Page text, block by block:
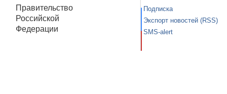
Правительство
Российской
Федерации
Подписка
Экспорт новостей (RSS)
SMS-alert